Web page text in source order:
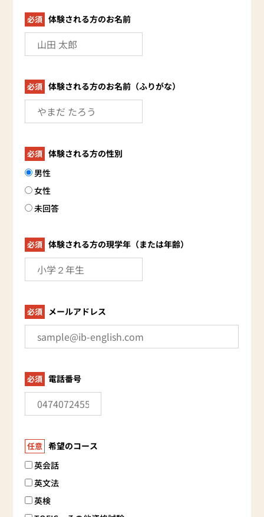
必須 体験される方のお名前
必須 体験される方のお名前（ふりがな）
必須 体験される方の性別
男性
女性
未回答
必須 体験される方の現学年（または年齢）
必須 メールアドレス
必須 電話番号
任意 希望のコース
英会話
英文法
英検